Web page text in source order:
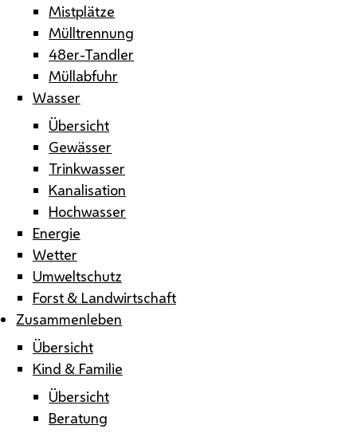
Mistplätze
Mülltrennung
48er-Tandler
Müllabfuhr
Wasser
Übersicht
Gewässer
Trinkwasser
Kanalisation
Hochwasser
Energie
Wetter
Umweltschutz
Forst & Landwirtschaft
Zusammenleben
Übersicht
Kind & Familie
Übersicht
Beratung